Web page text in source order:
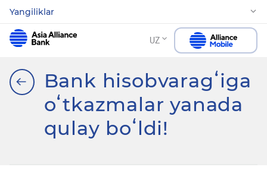
Yangiliklar
UZ
Bank hisobvaragʻiga
oʻtkazmalar yanada
qulay boʻldi!